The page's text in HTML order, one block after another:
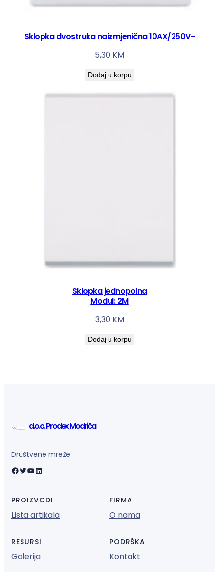
Sklopka dvostruka naizmjenična 10AX/250V~
5,30 KM
Dodaj u korpu
Sklopka jednopolna
Modul: 2M
3,30 KM
Dodaj u korpu
d.o.o. Prodex Modriča
Društvene mreže
Facebook Twitter YouTube LinkedIn
PROIZVODI
Lista artikala
FIRMA
O nama
RESURSI
Galerija
PODRŠKA
Kontakt